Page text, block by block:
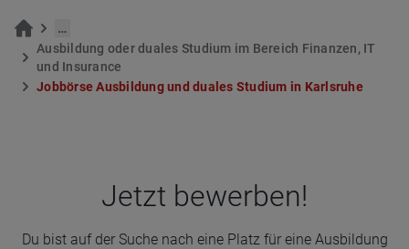
…
Aus­bil­dung oder dua­les Stu­di­um im Be­reich Fi­nan­zen, IT
und In­suran­ce
Job­bör­se Aus­bil­dung und dua­les Stu­di­um in Karls­ru­he
Jetzt bewer­ben!
Du bist auf der Suche nach eine Platz für eine Ausbildung